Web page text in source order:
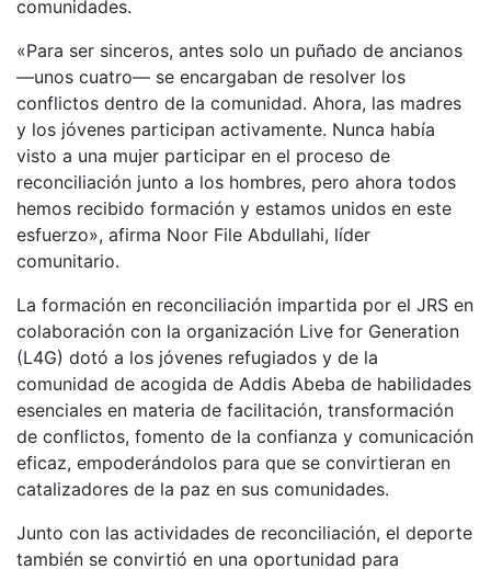
comunidades.
«Para ser sinceros, antes solo un puñado de ancianos
—unos cuatro— se encargaban de resolver los
conflictos dentro de la comunidad. Ahora, las madres
y los jóvenes participan activamente. Nunca había
visto a una mujer participar en el proceso de
reconciliación junto a los hombres, pero ahora todos
hemos recibido formación y estamos unidos en este
esfuerzo», afirma Noor File Abdullahi, líder
comunitario.
La formación en reconciliación impartida por el JRS en
colaboración con la organización Live for Generation
(L4G) dotó a los jóvenes refugiados y de la
comunidad de acogida de Addis Abeba de habilidades
esenciales en materia de facilitación, transformación
de conflictos, fomento de la confianza y comunicación
eficaz, empoderándolos para que se convirtieran en
catalizadores de la paz en sus comunidades.
Junto con las actividades de reconciliación, el deporte
también se convirtió en una oportunidad para